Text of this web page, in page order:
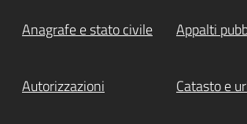
Anagrafe e stato civile Appalti
Autorizzazioni Catasto e